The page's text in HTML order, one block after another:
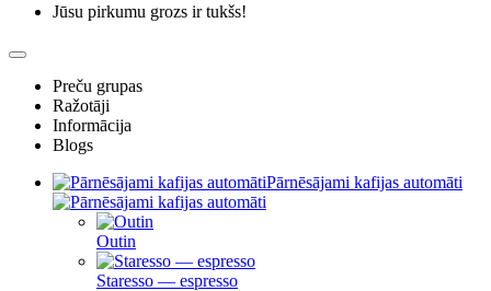
Jūsu pirkumu grozs ir tukšs!
Preču grupas
Ražotāji
Informācija
Blogs
Pārnēsājami kafijas automāti
Outin
Staresso — espresso